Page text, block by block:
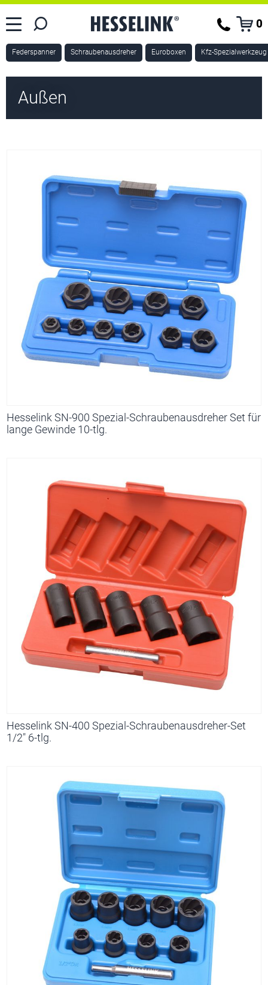
0
Federspanner Schraubenausdreher Euroboxen Kfz-Spezialwerkzeug
Außen
Hesselink SN-900 Spezial-Schraubenausdreher Set für
lange Gewinde 10-tlg.
Hesselink SN-400 Spezial-Schraubenausdreher-Set
1/2" 6-tlg.